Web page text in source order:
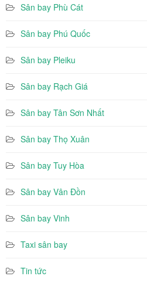
Sân bay Phù Cát
Sân bay Phú Quốc
Sân bay Pleiku
Sân bay Rạch Giá
Sân bay Tân Sơn Nhất
Sân bay Thọ Xuân
Sân bay Tuy Hòa
Sân bay Vân Đồn
Sân bay Vinh
Taxi sân bay
Tin tức